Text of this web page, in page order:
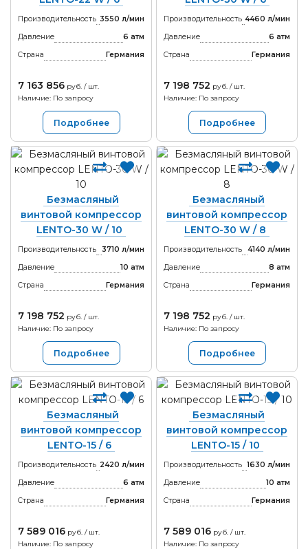
Производительность 3550 л/мин
Давление
6 атм
Страна
Германия
7 163 856 руб. / шт.
Наличие: По запросу
Подробнее
Производительность 4460 л/мин
Давление
6 атм
Страна
Германия
7 198 752 руб. / шт.
Наличие: По запросу
Подробнее
Безмасляный
винтовой компрессор
LENTO-30 W / 10
Производительность
3710 л/мин
Давление
10 атм
Страна
Германия
7 198 752 руб. / шт.
Наличие: По запросу
Подробнее
Безмасляный
винтовой компрессор
LENTO-30 W / 8
Производительность
4140 л/мин
Давление
8 атм
Страна
Германия
7 198 752 руб. / шт.
Наличие: По запросу
Подробнее
Безмасляный
винтовой компрессор
LENTO-15 / 6
Производительность 2420 л/мин
Давление
6 атм
Страна
Германия
7 589 016 руб. / шт.
Наличие: По запросу
Безмасляный
винтовой компрессор
LENTO-15 / 10
Производительность 1630 л/мин
Давление
10 атм
Страна
Германия
7 589 016 руб. / шт.
Наличие: По запросу